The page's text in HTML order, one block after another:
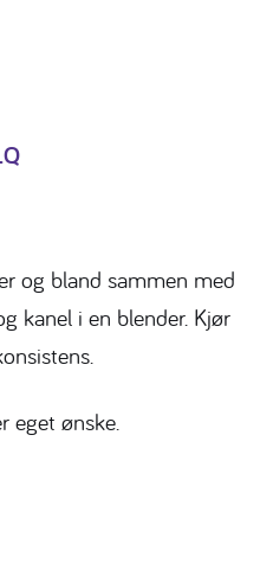
og bland sammen med
kanel i en blender. Kjør
eget ønske.